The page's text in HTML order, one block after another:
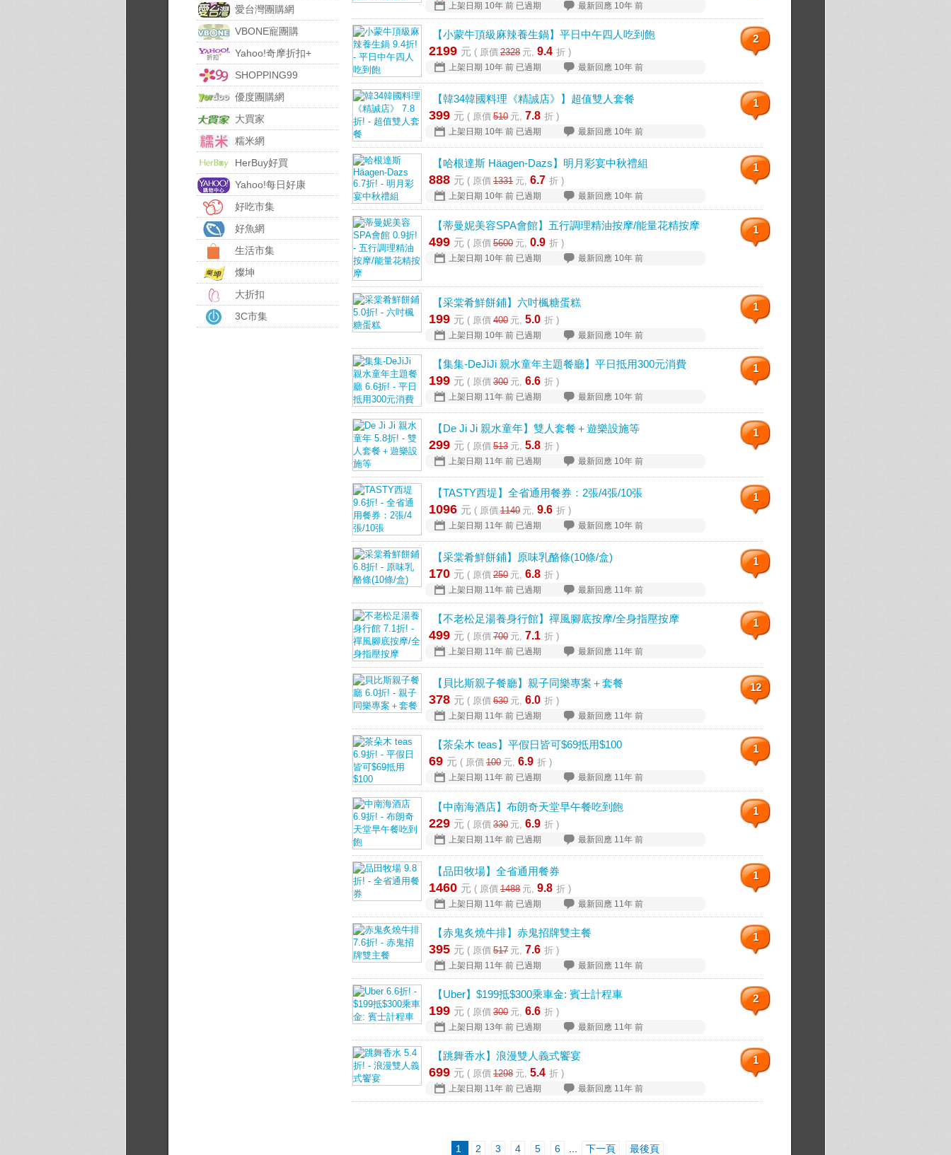
愛台灣團購網
VBONE寵團購
Yahoo!奇摩折扣+
SHOPPING99
優度團購網
大買家
糯米網
HerBuy好買
Yahoo!每日好康
好吃市集
好魚網
生活市集
燦坤
大折扣
3C市集
上架日期 10年 前 已過期 最新回應 10年 前
【小蒙牛頂級麻辣養生鍋】平日中午四人吃到飽
2199 元 ( 原價 2328 元, 9.4 折 )
2
上架日期 10年 前 已過期 最新回應 10年 前
【韓34韓國料理《精誠店》】超值雙人套餐
399 元 ( 原價 510 元, 7.8 折 )
1
上架日期 10年 前 已過期 最新回應 10年 前
【哈根達斯 Häagen-Dazs】明月彩宴中秋禮組
888 元 ( 原價 1331 元, 6.7 折 )
1
上架日期 10年 前 已過期 最新回應 10年 前
【蒂曼妮美容SPA會館】五行調理精油按摩/能量花精按摩
499 元 ( 原價 5600 元, 0.9 折 )
1
上架日期 10年 前 已過期 最新回應 10年 前
【采棠肴鮮餅鋪】六吋楓糖蛋糕
199 元 ( 原價 400 元, 5.0 折 )
1
上架日期 10年 前 已過期 最新回應 10年 前
【集集-DeJiJi 親水童年主題餐廳】平日抵用300元消費
199 元 ( 原價 300 元, 6.6 折 )
1
上架日期 11年 前 已過期 最新回應 10年 前
【De Ji Ji 親水童年】雙人套餐＋遊樂設施等
299 元 ( 原價 513 元, 5.8 折 )
1
上架日期 11年 前 已過期 最新回應 10年 前
【TASTY西堤】全省通用餐券：2張/4張/10張
1096 元 ( 原價 1140 元, 9.6 折 )
1
上架日期 11年 前 已過期 最新回應 10年 前
【采棠肴鮮餅鋪】原味乳酪條(10條/盒)
170 元 ( 原價 250 元, 6.8 折 )
1
上架日期 11年 前 已過期 最新回應 11年 前
【不老松足湯養身行館】禪風腳底按摩/全身指壓按摩
499 元 ( 原價 700 元, 7.1 折 )
1
上架日期 11年 前 已過期 最新回應 11年 前
【貝比斯親子餐廳】親子同樂專案＋套餐
378 元 ( 原價 630 元, 6.0 折 )
12
上架日期 11年 前 已過期 最新回應 11年 前
【茶朵木 teas】平假日皆可$69抵用$100
69 元 ( 原價 100 元, 6.9 折 )
1
上架日期 11年 前 已過期 最新回應 11年 前
【中南海酒店】布朗奇天堂早午餐吃到飽
229 元 ( 原價 330 元, 6.9 折 )
1
上架日期 11年 前 已過期 最新回應 11年 前
【品田牧場】全省通用餐券
1460 元 ( 原價 1488 元, 9.8 折 )
1
上架日期 11年 前 已過期 最新回應 11年 前
【赤鬼炙燒牛排】赤鬼招牌雙主餐
395 元 ( 原價 517 元, 7.6 折 )
1
上架日期 11年 前 已過期 最新回應 11年 前
【Uber】$199抵$300乘車金: 賓士計程車
199 元 ( 原價 300 元, 6.6 折 )
2
上架日期 13年 前 已過期 最新回應 11年 前
【跳舞香水】浪漫雙人義式饗宴
699 元 ( 原價 1298 元, 5.4 折 )
1
上架日期 11年 前 已過期 最新回應 11年 前
1 2 3 4 5 6 下一頁 最後頁